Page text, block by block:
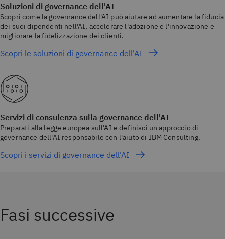
Soluzioni di governance dell'AI
Scopri come la governance dell'AI può aiutare ad aumentare la fiducia
dei suoi dipendenti nell'AI, accelerare l'adozione e l'innovazione e
migliorare la fidelizzazione dei clienti.
Scopri le soluzioni di governance dell'AI
Servizi di consulenza sulla governance dell'AI
Preparati alla legge europea sull'AI e definisci un approccio di
governance dell'AI responsabile con l'aiuto di IBM Consulting.
Scopri i servizi di governance dell'AI
Fasi successive